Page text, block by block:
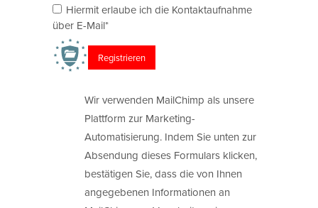
Hiermit erlaube ich die Kontaktaufnahme
über E-Mail*
Wir verwenden MailChimp als unsere
Plattform zur Marketing-
Automatisierung. Indem Sie unten zur
Absendung dieses Formulars klicken,
bestätigen Sie, dass die von Ihnen
angegebenen Informationen an